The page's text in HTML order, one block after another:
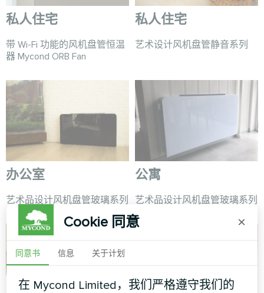
私人住宅
带 Wi-Fi 功能的风机盘管恒温
器 Mycond ORB Fan
私人住宅
艺术设计风机盘管静音系列
办公室
艺术品设计风机盘管玻璃系列
公寓
艺术品设计风机盘管玻璃系列
Cookie 同意 ×
同意书 信息 关于计划
在 Mycond Limited，我们严格遵守我们的